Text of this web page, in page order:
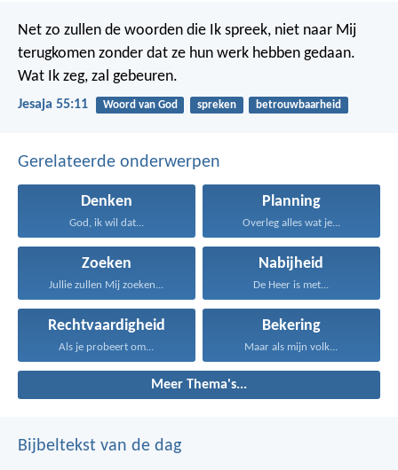
Net zo zullen de woorden die Ik spreek, niet naar Mij
terugkomen zonder dat ze hun werk hebben gedaan.
Wat Ik zeg, zal gebeuren.
Jesaja 55:11 Woord van God spreken betrouwbaarheid
Gerelateerde onderwerpen
Denken
God, ik wil dat...
Planning
Overleg alles wat je...
Zoeken
Jullie zullen Mij zoeken...
Nabijheid
De Heer is met...
Rechtvaardigheid
Als je probeert om...
Bekering
Maar als mijn volk...
Meer Thema's...
Bijbeltekst van de dag